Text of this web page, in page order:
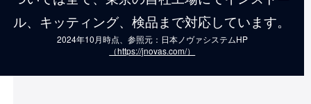
ル、キッティング、検品まで対応しています。
2024年10月時点、参照元：日本ノヴァシステムHP
（https://jnovas.com/）